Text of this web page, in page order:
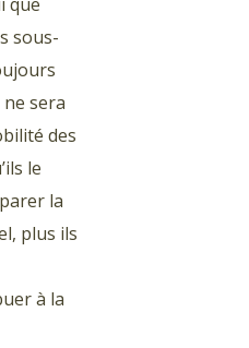
sous-
sera
des
le
la
plus ils
à la